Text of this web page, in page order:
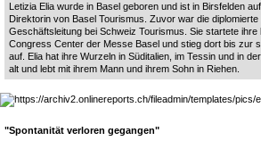
Letizia Elia wurde in Basel geboren und ist in Birsfelden
Direktorin von Basel Tourismus. Zuvor war die
Geschäftsleitung bei Schweiz Tourismus. Sie startete ihre
Congress Center der Messe Basel und stieg dort bis zur
auf. Elia hat ihre Wurzeln in Süditalien, im Tessin und in
alt und lebt mit ihrem Mann und ihrem Sohn in Riehen.
"Spontanität verloren gegangen"